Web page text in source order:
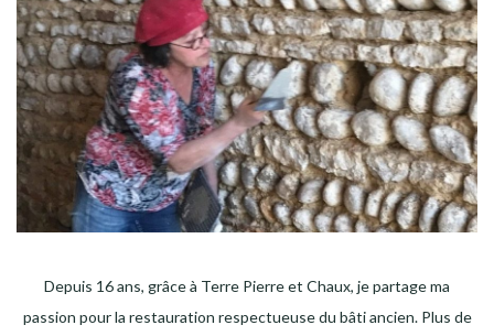
Depuis 16 ans, grâce à Terre Pierre et Chaux, je partage ma
passion pour la restauration respectueuse du bâti ancien. Plus de